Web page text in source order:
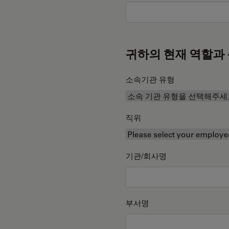
귀하의 현재 역할과
소속기관 유형
직위
기관/회사명
부서명